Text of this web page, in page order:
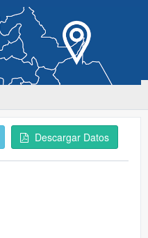
Descargar Datos